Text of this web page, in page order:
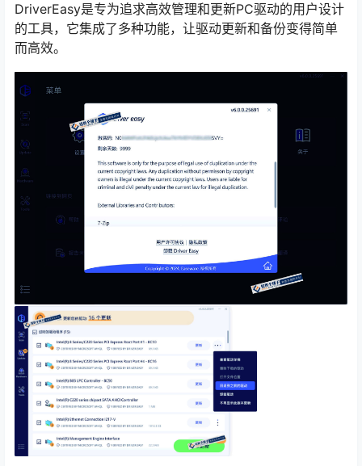
DriverEasy是专为追求高效管理和更新PC驱动的用户设计
的工具，它集成了多种功能，让驱动更新和备份变得简单
而高效。